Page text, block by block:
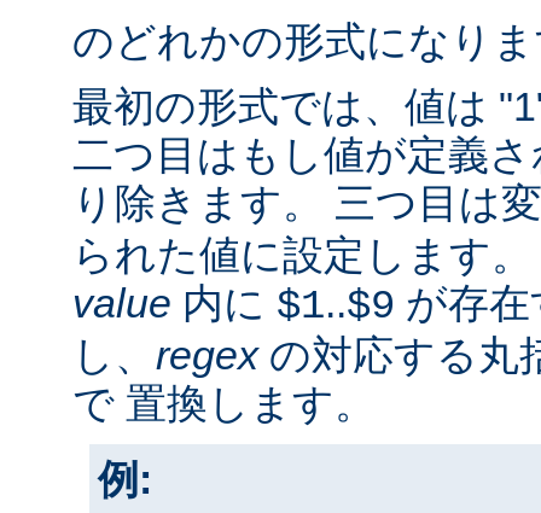
のどれかの形式になり
最初の形式では、値は
二つ目はもし値が定義
り除きます。 三つ目は
られた値に設定します
value 内に $1..$9 が存
し、 regexの対応する丸
で 置換します。
例: